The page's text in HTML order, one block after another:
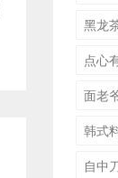
黑龙
点心
面老
韩式
自中